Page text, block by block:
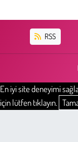
RSS
En iyi site deneyimi
için lütfen tıklayın.